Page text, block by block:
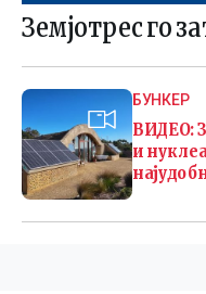
Земјотрес го
БУНКЕР
ВИДЕО:
и